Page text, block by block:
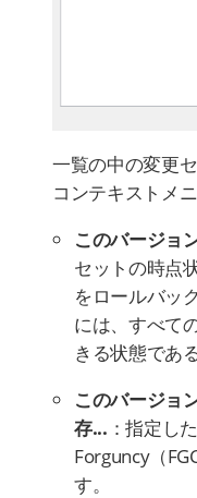
一覧の中の変更
コンテキストメ
このバージョ
セットの時点
をロールバッ
には、すべて
きる状態であ
このバージョ
存... ：指定し
Forguncy（
す。